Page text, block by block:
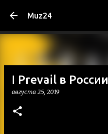
Muz24
I Prevail в России
августа 25, 2019